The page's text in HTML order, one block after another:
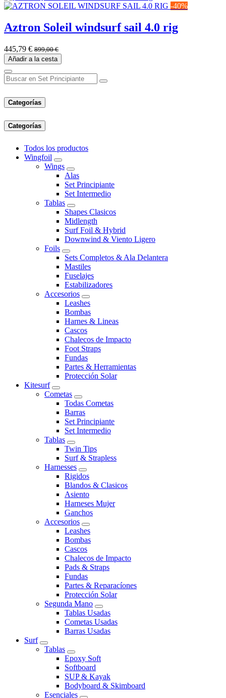
-40%
Aztron Soleil windsurf sail 4.0 rig
445,79 € 899,00€
Añadir a la cesta
Categorías
Categorías
Todos los productos
Wingfoil
Wings
Alas
Set Principiante
Set Intermedio
Tablas
Shapes Clasicos
Midlength
Surf Foil & Hybrid
Downwind & Viento Ligero
Foils
Sets Completos & Ala Delantera
Mastiles
Fuselajes
Estabilizadores
Accesorios
Leashes
Bombas
Harnes & Lineas
Cascos
Chalecos de Impacto
Foot Straps
Fundas
Partes & Herramientas
Protección Solar
Kitesurf
Cometas
Todas Cometas
Barras
Set Principiante
Set Intermedio
Tablas
Twin Tips
Surf & Strapless
Harnesses
Rigidos
Blandos & Clasicos
Asiento
Harneses Mujer
Ganchos
Accesorios
Leashes
Bombas
Cascos
Chalecos de Impacto
Pads & Straps
Fundas
Partes & Reparacíones
Protección Solar
Segunda Mano
Tablas Usadas
Cometas Usadas
Barras Usadas
Surf
Tablas
Epoxy Soft
Softboard
SUP & Kayak
Bodyboard & Skimboard
Esenciales